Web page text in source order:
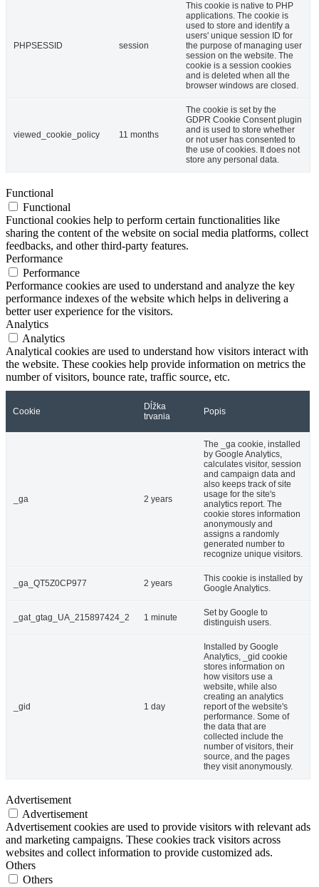
PHPSESSID session
This cookie is native to PHP
applications. The cookie is
used to store and identify a
users' unique session ID for
the purpose of managing user
session on the website. The
cookie is a session cookies
and is deleted when all the
browser windows are closed.
viewed_cookie_policy 11 months
The cookie is set by the
GDPR Cookie Consent plugin
and is used to store whether
or not user has consented to
the use of cookies. It does not
store any personal data.
Functional
Functional
Functional cookies help to perform certain functionalities like
sharing the content of the website on social media platforms, collect
feedbacks, and other third-party features.
Performance
Performance
Performance cookies are used to understand and analyze the key
performance indexes of the website which helps in delivering a
better user experience for the visitors.
Analytics
Analytics
Analytical cookies are used to understand how visitors interact with
the website. These cookies help provide information on metrics the
number of visitors, bounce rate, traffic source, etc.
Cookie
Dĺžka
trvania
Popis
_ga 2 years
The _ga cookie, installed
by Google Analytics,
calculates visitor, session
and campaign data and
also keeps track of site
usage for the site's
analytics report. The
cookie stores information
anonymously and
assigns a randomly
generated number to
recognize unique visitors.
_ga_QT5Z0CP977 2 years
This cookie is installed by
Google Analytics.
_gat_gtag_UA_215897424_2 1 minute
Set by Google to
distinguish users.
_gid 1 day
Installed by Google
Analytics, _gid cookie
stores information on
how visitors use a
website, while also
creating an analytics
report of the website's
performance. Some of
the data that are
collected include the
number of visitors, their
source, and the pages
they visit anonymously.
Advertisement
Advertisement
Advertisement cookies are used to provide visitors with relevant ads
and marketing campaigns. These cookies track visitors across
websites and collect information to provide customized ads.
Others
Others